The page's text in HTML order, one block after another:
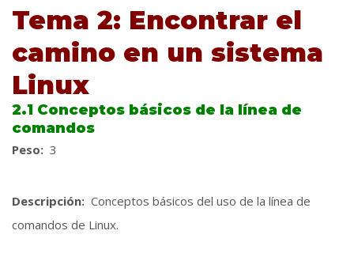
Tema 2: Encontrar el
camino en un sistema
Linux
2.1 Conceptos básicos de la línea de
comandos
Peso: 3
Descripción: Conceptos básicos del uso de la línea de
comandos de Linux.